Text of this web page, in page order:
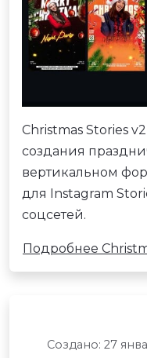
Christmas Stories
создания
вертикальном
для Instagram
соцсетей.
Подробнее
Создано: 27